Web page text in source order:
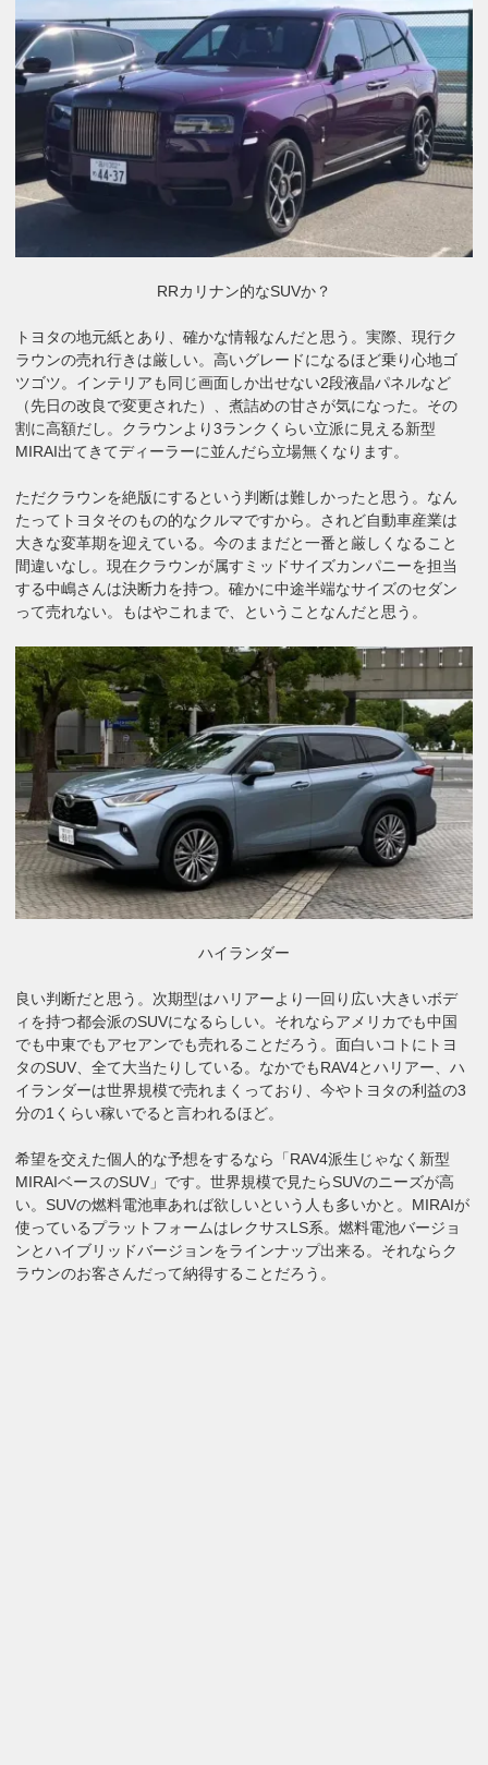
RRカリナン的なSUVか？
トヨタの地元紙とあり、確かな情報なんだと思う。実際、現行ク
ラウンの売れ行きは厳しい。高いグレードになるほど乗り心地ゴ
ツゴツ。インテリアも同じ画面しか出せない2段液晶パネルなど
（先日の改良で変更された）、煮詰めの甘さが気になった。その
割に高額だし。クラウンより3ランクくらい立派に見える新型
MIRAI出てきてディーラーに並んだら立場無くなります。
ただクラウンを絶版にするという判断は難しかったと思う。なん
たってトヨタそのもの的なクルマですから。されど自動車産業は
大きな変革期を迎えている。今のままだと一番と厳しくなること
間違いなし。現在クラウンが属すミッドサイズカンパニーを担当
する中嶋さんは決断力を持つ。確かに中途半端なサイズのセダン
って売れない。もはやこれまで、ということなんだと思う。
ハイランダー
良い判断だと思う。次期型はハリアーより一回り広い大きいボデ
ィを持つ都会派のSUVになるらしい。それならアメリカでも中国
でも中東でもアセアンでも売れることだろう。面白いコトにトヨ
タのSUV、全て大当たりしている。なかでもRAV4とハリアー、ハ
イランダーは世界規模で売れまくっており、今やトヨタの利益の3
分の1くらい稼いでると言われるほど。
希望を交えた個人的な予想をするなら「RAV4派生じゃなく新型
MIRAIベースのSUV」です。世界規模で見たらSUVのニーズが高
い。SUVの燃料電池車あれば欲しいという人も多いかと。MIRAIが
使っているプラットフォームはレクサスLS系。燃料電池バージョ
ンとハイブリッドバージョンをラインナップ出来る。それならク
ラウンのお客さんだって納得することだろう。